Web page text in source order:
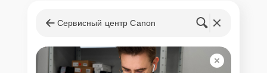
Сервисный центр Canon